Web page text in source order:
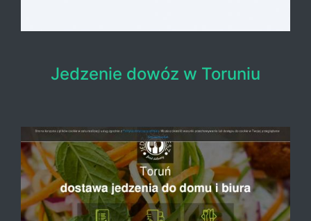
Jedzenie dowóz w Toruniu